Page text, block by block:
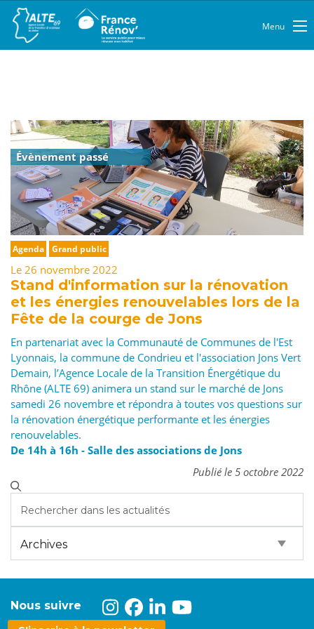
Menu
Évènement passé
Agenda Grand public
Le 26 novembre 2022
Stand d'information sur la rénovation
et les énergies renouvelables lors de la
Fête de la courge de Jons
En partenariat avec la Communauté de Communes de l'Est
Lyonnais, la commune de Condrieu et l'association Jons Vert
Demain, l’Agence Locale de la Transition Énergétique du
Rhône (ALTE 69) animera un stand sur le marché de Jons
samedi 26 novembre et répondra à toutes vos questions sur
la rénovation énergétique performante et les énergies
renouvelables.
De 14h à 16h - Salle des associations de Jons
Publié le 5 octobre 2022
Nous suivre